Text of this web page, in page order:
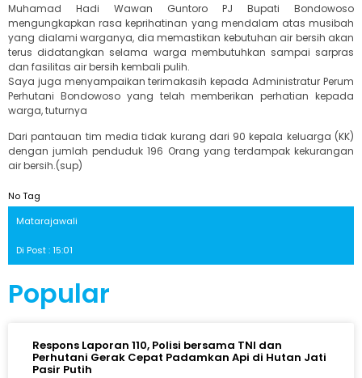
Muhamad Hadi Wawan Guntoro PJ Bupati Bondowoso
mengungkapkan rasa keprihatinan yang mendalam atas musibah
yang dialami warganya, dia memastikan kebutuhan air bersih akan
terus didatangkan selama warga membutuhkan sampai sarpras
dan fasilitas air bersih kembali pulih.
Saya juga menyampaikan terimakasih kepada Administratur Perum
Perhutani Bondowoso yang telah memberikan perhatian kepada
warga, tuturnya
Dari pantauan tim media tidak kurang dari 90 kepala keluarga (KK)
dengan jumlah penduduk 196 Orang yang terdampak kekurangan
air bersih.(sup)
No Tag
Matarajawali
Di Post : 15:01
Popular
Respons Laporan 110, Polisi bersama TNI dan
Perhutani Gerak Cepat Padamkan Api di Hutan Jati
Pasir Putih